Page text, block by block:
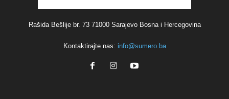
Rašida Bešlije br. 73 71000 Sarajevo Bosna i Hercegovina
Kontaktirajte nas: info@sumero.ba